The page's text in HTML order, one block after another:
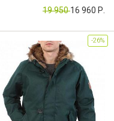
CB000033667
19 95016 960 Р.
-26%